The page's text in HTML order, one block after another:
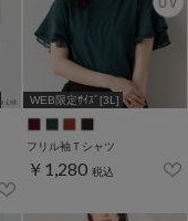
WEB限定ｻｲｽﾞ[3L]
フリル袖Ｔシャツ
￥1,280 税込